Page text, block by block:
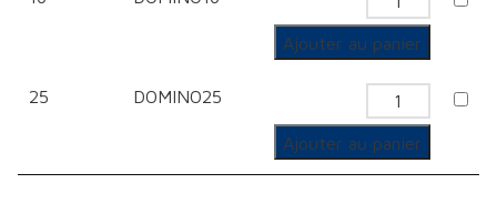
de
Domino
Ajouter au panier
25 DOMINO25
quantité
de
Domino
Ajouter au panier